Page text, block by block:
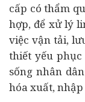
cấp có thẩm
hợp, để xử lý
việc vận tải,
thiết yếu
sống nhân
hóa xuất, nhập